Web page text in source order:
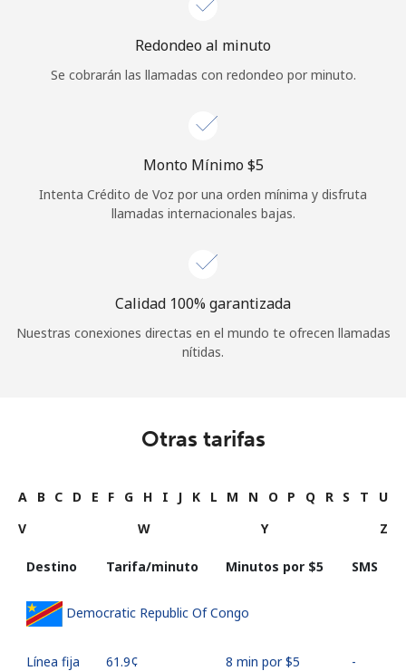
o
Continuar con
Redondeo al minuto
Se cobrarán las llamadas con redondeo por minuto.
Monto Mínimo ⁦$5⁩
Intenta Crédito de Voz por una orden mínima y disfruta
llamadas internacionales bajas.
Calidad 100% garantizada
Nuestras conexiones directas en el mundo te ofrecen llamadas
nítidas.
Otras tarifas
A B C D E F G H I J K L M N O P Q R S T
U
V
W Y Z
Destino Tarifa/minuto Minutos por ⁦$5⁩ SMS
Democratic Republic Of Congo
Línea fija ⁦61.9¢⁩ 8 min por ⁦$5⁩ -